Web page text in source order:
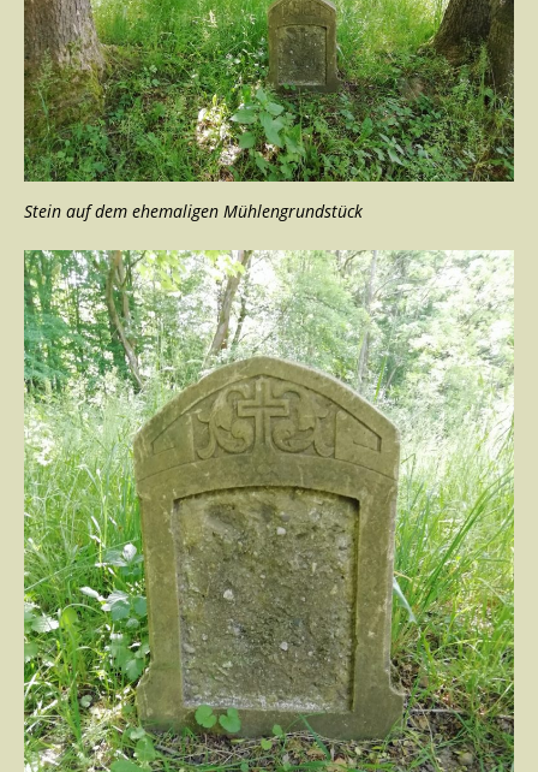
Stein auf dem ehemaligen Mühlengrundstück